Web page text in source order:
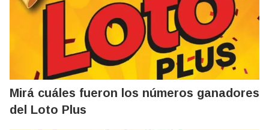
Mirá cuáles fueron los números ganadores
del Loto Plus